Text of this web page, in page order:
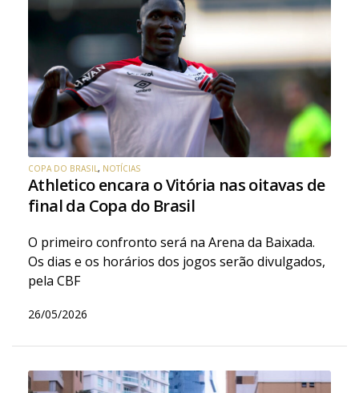
COPA DO BRASIL, NOTÍCIAS
Athletico encara o Vitória nas oitavas de
final da Copa do Brasil
O primeiro confronto será na Arena da Baixada.
Os dias e os horários dos jogos serão divulgados,
pela CBF
26/05/2026